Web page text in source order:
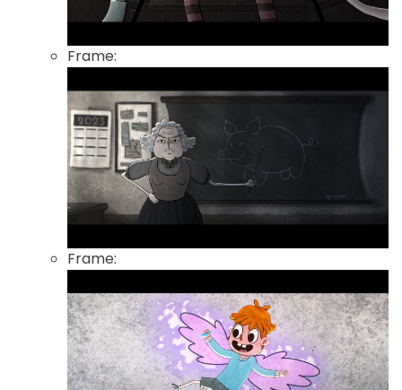
Frame:
Frame: